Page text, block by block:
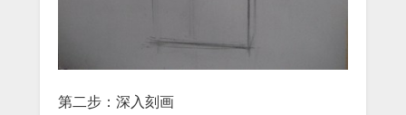
第二步：深入刻画